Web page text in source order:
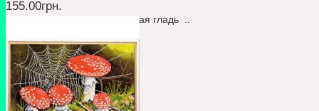
155.00грн.
частичная вышивка , бисерная гладь ..
В ЗАКЛАДКИ
В СРАВНЕНИЕ
155.00грн.